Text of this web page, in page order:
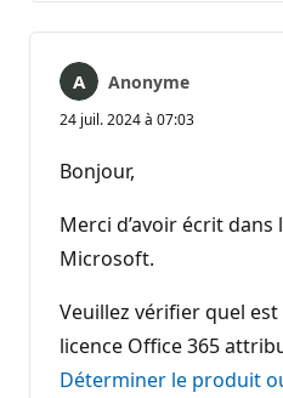
Anonyme
24 juil. 2024 à 07:03
Bonjour,
Merci d’avoir écrit
Microsoft.
Veuillez vérifier quel
licence Office 365
Déterminer le produit